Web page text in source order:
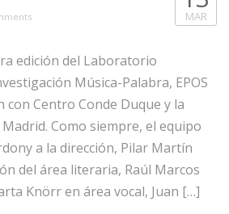
MAR
edición del Laboratorio
Música-Palabra, EPOS
con Centro Conde Duque y la
Como siempre, el equipo
a la dirección, Pilar Martín
del área literaria, Raúl Marcos
Knörr en área vocal, Juan […]